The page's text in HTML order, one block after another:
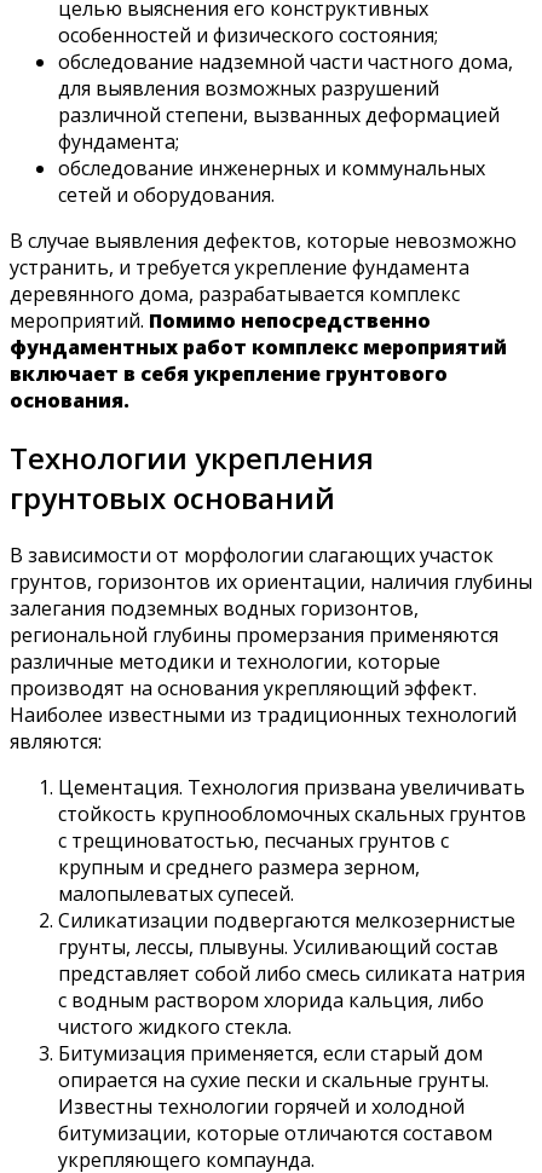
целью выяснения его конструктивных
особенностей и физического состояния;
обследование надземной части частного дома,
для выявления возможных разрушений
различной степени, вызванных деформацией
фундамента;
обследование инженерных и коммунальных
сетей и оборудования.
В случае выявления дефектов, которые невозможно
устранить, и требуется укрепление фундамента
деревянного дома, разрабатывается комплекс
мероприятий. Помимо непосредственно
фундаментных работ комплекс мероприятий
включает в себя укрепление грунтового
основания.
Технологии укрепления
грунтовых оснований
В зависимости от морфологии слагающих участок
грунтов, горизонтов их ориентации, наличия глубины
залегания подземных водных горизонтов,
региональной глубины промерзания применяются
различные методики и технологии, которые
производят на основания укрепляющий эффект.
Наиболее известными из традиционных технологий
являются:
Цементация. Технология призвана увеличивать
стойкость крупнообломочных скальных грунтов
с трещиноватостью, песчаных грунтов с
крупным и среднего размера зерном,
малопылеватых супесей.
Силикатизации подвергаются мелкозернистые
грунты, лессы, плывуны. Усиливающий состав
представляет собой либо смесь силиката натрия
с водным раствором хлорида кальция, либо
чистого жидкого стекла.
Битумизация применяется, если старый дом
опирается на сухие пески и скальные грунты.
Известны технологии горячей и холодной
битумизации, которые отличаются составом
укрепляющего компаунда.